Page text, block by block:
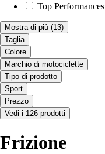
Top Performances
Mostra di più (13)
Taglia
Colore
Marchio di motociclette
Tipo di prodotto
Sport
Prezzo
Vedi i 126 prodotti
Frizione